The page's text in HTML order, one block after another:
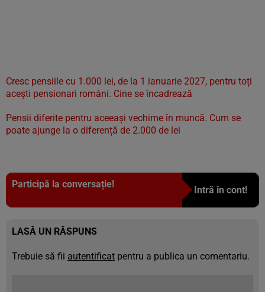
Cresc pensiile cu 1.000 lei, de la 1 ianuarie 2027, pentru toți
acești pensionari români. Cine se încadrează
Pensii diferite pentru aceeași vechime în muncă. Cum se
poate ajunge la o diferență de 2.000 de lei
Participă la conversație!
Intră în cont!
LASĂ UN RĂSPUNS
Trebuie să fii autentificat pentru a publica un comentariu.